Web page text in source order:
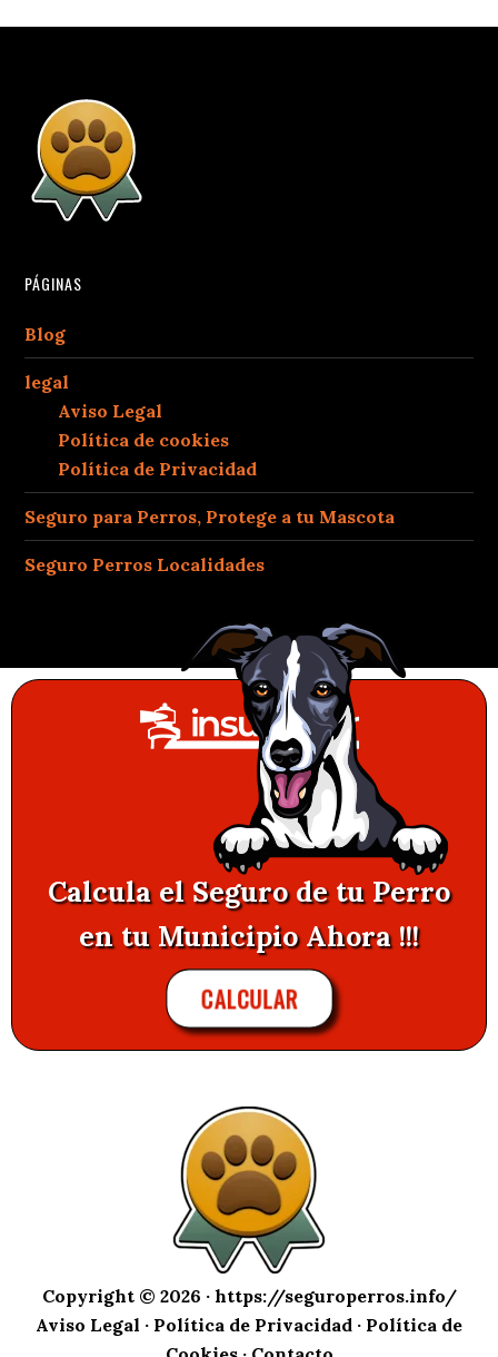
PÁGINAS
Blog
legal
Aviso Legal
Política de cookies
Política de Privacidad
Seguro para Perros, Protege a tu Mascota
Seguro Perros Localidades
Calcula el Seguro de tu Perro
en tu Municipio Ahora !!!
CALCULAR
Copyright © 2026 · https://seguroperros.info/
Aviso Legal · Política de Privacidad · Política de